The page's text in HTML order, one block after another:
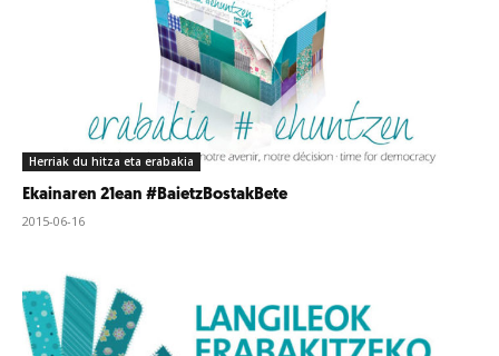
Herriak du hitza eta erabakia
Ekainaren 21ean #BaietzBostakBete
2015-06-16